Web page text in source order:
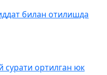
билан отилишда
сурати ортилган юк